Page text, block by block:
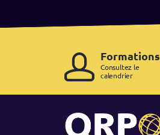
Formations
Consultez le
calendrier